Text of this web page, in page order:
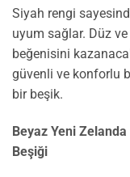
Siyah rengi
uyum sağlar. Düz
beğenisini
güvenli ve konforlu
bir beşik.
Beyaz Yeni
Beşiği